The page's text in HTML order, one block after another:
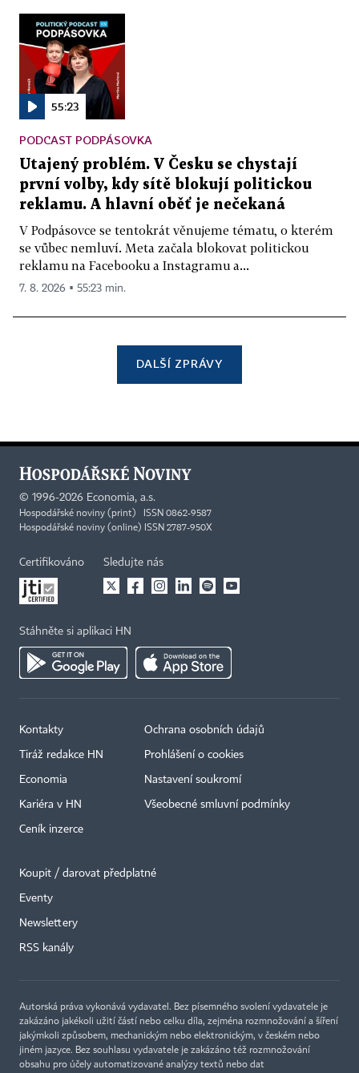
55:23
PODCAST PODPÁSOVKA
Utajený problém. V Česku se chystají
první volby, kdy sítě blokují politickou
reklamu. A hlavní oběť je nečekaná
V Podpásovce se tentokrát věnujeme tématu, o kterém
se vůbec nemluví. Meta začala blokovat politickou
reklamu na Facebooku a Instagramu a...
7. 8. 2026 ▪ 55:23 min.
DALŠÍ ZPRÁVY
© 1996-2026 Economia, a.s.
Hospodářské noviny (print) ISSN 0862-9587
Hospodářské noviny (online) ISSN 2787-950X
Certifikováno Sledujte nás
Stáhněte si aplikaci HN
Kontakty
Tiráž redakce HN
Economia
Kariéra v HN
Ceník inzerce
Ochrana osobních údajů
Prohlášení o cookies
Nastavení soukromí
Všeobecné smluvní podmínky
Koupit / darovat předplatné
Eventy
Newslettery
RSS kanály
Autorská práva vykonává vydavatel. Bez písemného svolení vydavatele je
zakázáno jakékoli užití částí nebo celku díla, zejména rozmnožování a šíření
jakýmkoli způsobem, mechanickým nebo elektronickým, v českém nebo
jiném jazyce. Bez souhlasu vydavatele je zakázáno též rozmnožování
obsahu pro účely automatizované analýzy textů nebo dat